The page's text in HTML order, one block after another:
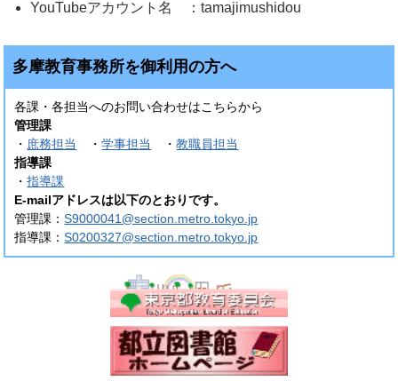
YouTubeアカウント名 ：tamajimushidou
多摩教育事務所を御利用の方へ
各課・各担当へのお問い合わせはこちらから
管理課
・ 庶務担当 ・学事担当 ・教職員担当
指導課
・指導課
E-mailアドレスは以下のとおりです。
管理課：S9000041@section.metro.tokyo.jp
指導課：S0200327@section.metro.tokyo.jp